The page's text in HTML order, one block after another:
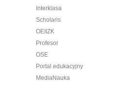
Interklasa
Scholaris
OEIIZK
Profesor
OSE
Portal edukacyjny
MediaNauka